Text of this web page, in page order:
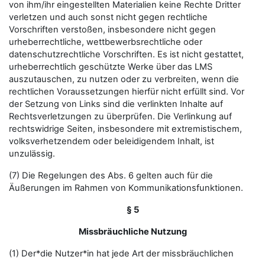
von ihm/ihr eingestellten Materialien keine Rechte Dritter
verletzen und auch sonst nicht gegen rechtliche
Vorschriften verstoßen, insbesondere nicht gegen
urheberrechtliche, wettbewerbsrechtliche oder
datenschutzrechtliche Vorschriften. Es ist nicht gestattet,
urheberrechtlich geschützte Werke über das LMS
auszutauschen, zu nutzen oder zu verbreiten, wenn die
rechtlichen Voraussetzungen hierfür nicht erfüllt sind. Vor
der Setzung von Links sind die verlinkten Inhalte auf
Rechtsverletzungen zu überprüfen. Die Verlinkung auf
rechtswidrige Seiten, insbesondere mit extremistischem,
volksverhetzendem oder beleidigendem Inhalt, ist
unzulässig.
(7) Die Regelungen des Abs. 6 gelten auch für die
Äußerungen im Rahmen von Kommunikationsfunktionen.
§ 5
Missbräuchliche Nutzung
(1) Der*die Nutzer*in hat jede Art der missbräuchlichen